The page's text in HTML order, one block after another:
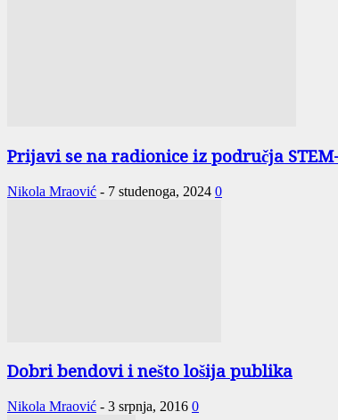
Prijavi se na radionice iz područja
Nikola Mraović - 7 studenoga, 2024 0
Dobri bendovi i nešto lošija publika
Nikola Mraović - 3 srpnja, 2016 0